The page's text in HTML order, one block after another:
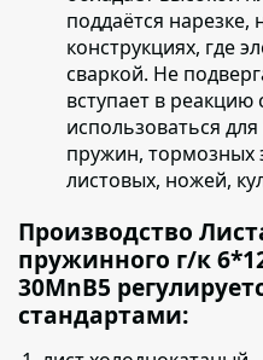
поддаётся нарезке,
конструкциях, где
сваркой. Не
вступает в
использоваться
пружин, тормозных
листовых, ножей,
Производство
пружинного г/к
30MnB5
стандартами: